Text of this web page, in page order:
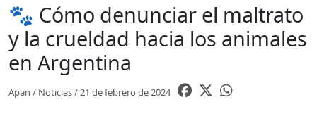
🐾 Cómo denunciar el maltrato
y la crueldad hacia los animales
en Argentina
Apan / Noticias / 21 de febrero de 2024